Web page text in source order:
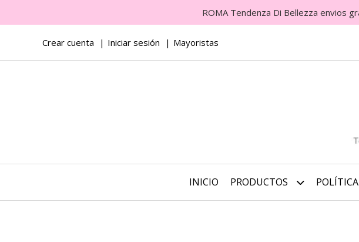
ROMA Tendenza Di Bellezza envios
Crear cuenta Iniciar sesión Mayoristas
INICIO PRODUCTOS